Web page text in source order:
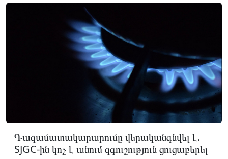
Գազամատակարարումը վերականգնվել է.
SJGC-ին կոչ է անում զգուշություն ցուցաբերել